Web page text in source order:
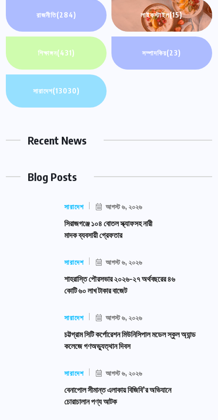
রাজনীতি(284) লাইফস্টাইল(15)
শিক্ষাঙ্গন(431) সম্পাদকিয়(23)
সারাদেশ(13030)
Recent News
Blog Posts
সারাদেশ আগস্ট ৬, ২০২৬
সিরাজগঞ্জে ১০৪ বোতল স্ক্যাফসহ নারী
মাদক ব্যবসায়ী গ্রেফতার
সারাদেশ আগস্ট ৬, ২০২৬
শাহরাস্তি পৌরসভার ২০২৬-২৭ অর্থবছরের ৪৬
কোটি ৬০ লাখ টাকার বাজেট
সারাদেশ আগস্ট ৬, ২০২৬
চট্টগ্রাম সিটি কর্পোরেশন মিউনিসিপাল মডেল স্কুল অ্যান্ড
কলেজে গণঅভ্যুত্থান দিবস
সারাদেশ আগস্ট ৬, ২০২৬
বেনাপোল সীমান্ত এলাকায় বিজিবি’র অভিযানে
চোরাচালান পণ্য আটক